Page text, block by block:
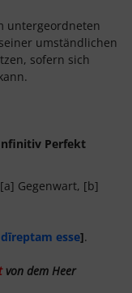
untergeordneten
umständlichen
sofern sich
Perfekt
Gegenwart, [b]
dīreptam esse].
von dem Heer